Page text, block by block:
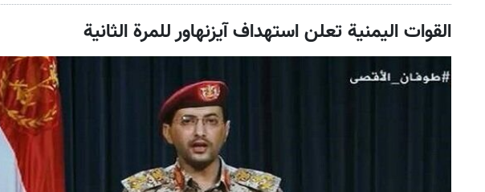
القوات اليمنية تعلن استهداف آيزنهاور للمرة الثانية